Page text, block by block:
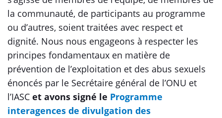
la communauté, de participants au programme
ou d’autres, soient traitées avec respect et
dignité. Nous nous engageons à respecter les
principes fondamentaux en matière de
prévention de l’exploitation et des abus sexuels
énoncés par le Secrétaire général de l’ONU et
l’IASC et avons signé le Programme
interagences de divulgation des